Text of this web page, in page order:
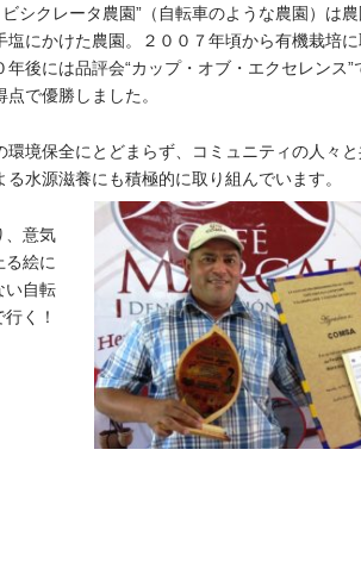
ビシクレータ農園”（自転車のような農園）は
塩にかけた農園。２００７年頃から有機栽培に
年後には品評会“カップ・オブ・エクセレンス”
点で優勝しました。
環境保全にとどまらず、コミュニティの人々
る水源滋養にも積極的に取り組んでいます。
、意気
絵に
い自転
く！